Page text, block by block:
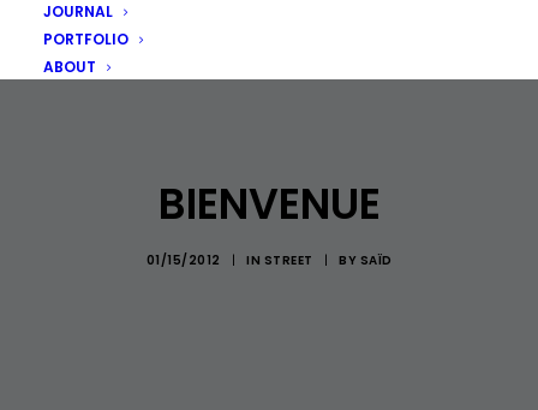
JOURNAL
PORTFOLIO
ABOUT
BIENVENUE
01/15/2012 | IN STREET | BY SAÏD